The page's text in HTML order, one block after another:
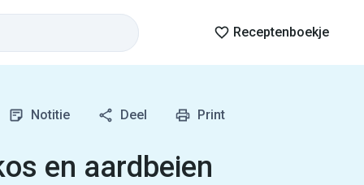
Receptenboekje
Notitie Deel Print
en aardbeien